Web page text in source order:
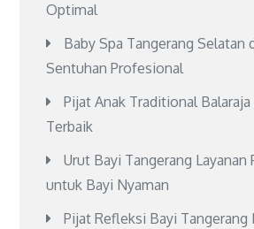
Optimal
Baby Spa Tangerang Selatan
Sentuhan Profesional
Pijat Anak Traditional Balaraja
Terbaik
Urut Bayi Tangerang
untuk Bayi Nyaman
Pijat Refleksi Bayi Tangerang